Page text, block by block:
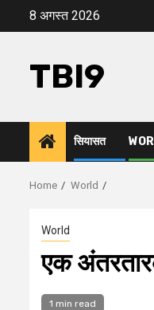
8 अगस्त 2026
TBI9
सियासत
Home World
World
एक
1 min read